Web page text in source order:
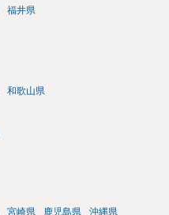
福井県
和歌山県
宮崎県 鹿児島県 沖縄県